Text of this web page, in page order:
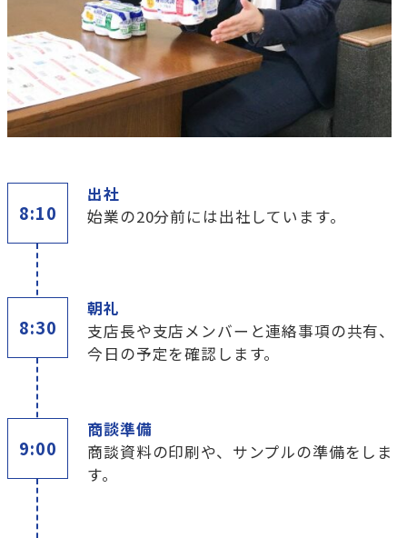
8:10
出社
始業の20分前には出社しています。
8:30
朝礼
支店長や支店メンバーと連絡事項の共有、
今日の予定を確認します。
9:00
商談準備
商談資料の印刷や、サンプルの準備をしま
す。